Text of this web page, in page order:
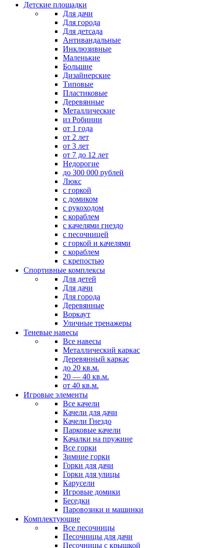
Детские площадки
Для дачи
Для города
Для детсада
Антивандальные
Инклюзивные
Маленькие
Большие
Дизайнерские
Типовые
Пластиковые
Деревянные
Металлические
из Робинии
от 1 года
от 2 лет
от 3 лет
от 7 до 12 лет
Недорогие
до 300 000 рублей
Люкс
с горкой
с домиком
с рукоходом
с кораблем
с качелями гнездо
с песочницей
с горкой и качелями
с кораблем
с крепостью
Спортивные комплексы
Для детей
Для дачи
Для города
Деревянные
Воркаут
Уличные тренажеры
Теневые навесы
Все навесы
Металлический каркас
Деревянный каркас
до 20 кв.м.
20 — 40 кв.м.
от 40 кв.м.
Игровые элементы
Все качели
Качели для дачи
Качели Гнездо
Парковые качели
Качалки на пружине
Все горки
Зимние горки
Горки для дачи
Горки для улицы
Карусели
Игровые домики
Беседки
Паровозики и машинки
Комплектующие
Все песочницы
Песочницы для дачи
Песочницы с крышкой